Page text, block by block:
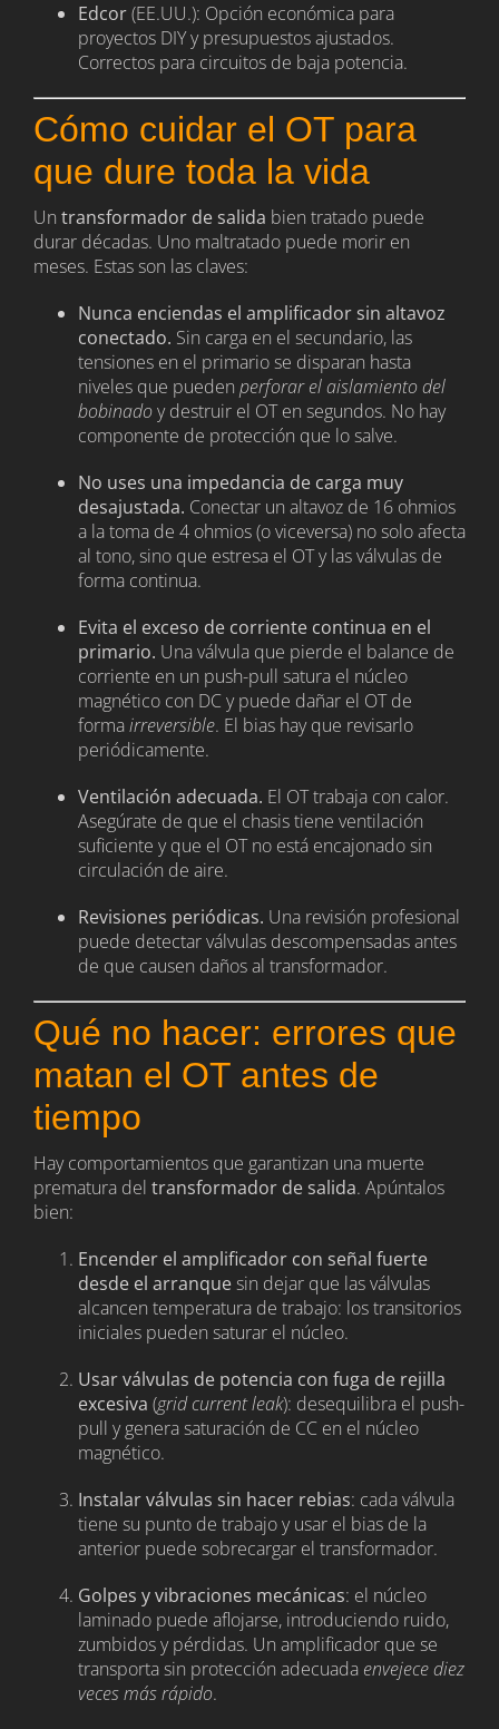
Edcor(EE.UU.): Opción económica para
proyectos DIY y presupuestos ajustados.
Correctos para circuitos de baja potencia.
Cómo cuidar el OT para
que dure toda la vida
Un transformador de salida bien tratado puede
durar décadas. Uno maltratado puede morir en
meses. Estas son las claves:
Nunca enciendas el amplificador sin altavoz
conectado. Sin carga en el secundario, las
tensiones en el primario se disparan hasta
niveles que pueden perforar el aislamiento del
bobinadoy destruir el OT en segundos. No hay
componente de protección que lo salve.
No uses una impedancia de carga muy
desajustada. Conectar un altavoz de 16 ohmios
a la toma de 4 ohmios (o viceversa) no solo afecta
al tono, sino que estresa el OT y las válvulas de
forma continua.
Evita el exceso de corriente continua en el
primario. Una válvula que pierde el balance de
corriente en un push-pull satura el núcleo
magnético con DC y puede dañar el OT de
formairreversible. El bias hay que revisarlo
periódicamente.
Ventilación adecuada. El OT trabaja con calor.
Asegúrate de que el chasis tiene ventilación
suficiente y que el OT no está encajonado sin
circulación de aire.
Revisiones periódicas. Una revisión profesional
puede detectar válvulas descompensadas antes
de que causen daños al transformador.
Qué no hacer: errores que
matan el OT antes de
tiempo
Hay comportamientos que garantizan una muerte
prematura del transformador de salida. Apúntalos
bien:
Encender el amplificador con señal fuerte
desde el arranquesin dejar que las válvulas
alcancen temperatura de trabajo: los transitorios
iniciales pueden saturar el núcleo.
Usar válvulas de potencia con fuga de rejilla
excesiva (grid current leak): desequilibra el push-
pull y genera saturación de CC en el núcleo
magnético.
Instalar válvulas sin hacer rebias: cada válvula
tiene su punto de trabajo y usar el bias de la
anterior puede sobrecargar el transformador.
Golpes y vibraciones mecánicas: el núcleo
laminado puede aflojarse, introduciendo ruido,
zumbidos y pérdidas. Un amplificador que se
transporta sin protección adecuada envejece diez
veces más rápido.